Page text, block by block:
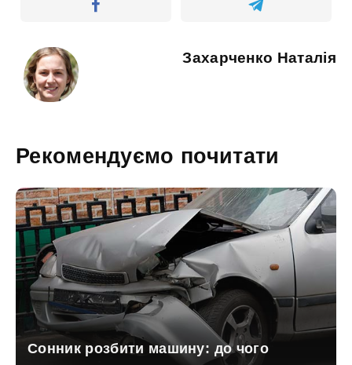
Захарченко Наталія
Рекомендуємо почитати
Сонник розбити машину: до чого